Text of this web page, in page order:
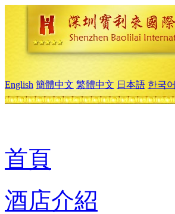
English 簡體中文 繁體中文 日本語 한국어
首頁
酒店介紹